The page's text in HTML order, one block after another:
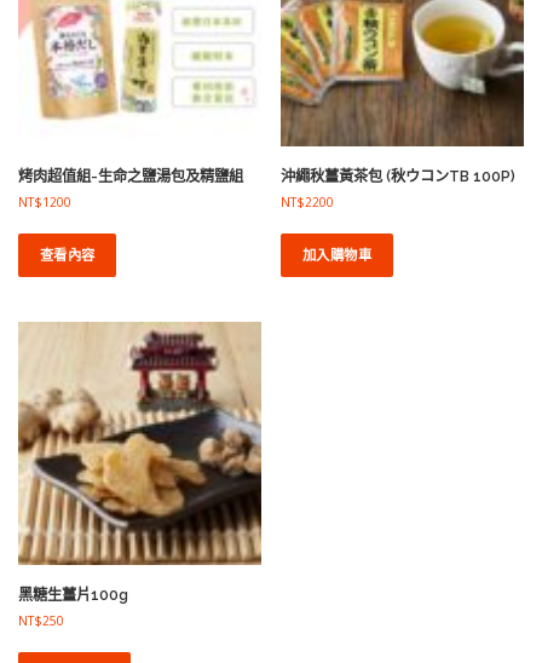
烤肉超值組-生命之鹽湯包及精鹽組
NT$1200
查看內容
沖繩秋薑黃茶包 (秋ウコンTB 100P)
NT$2200
加入購物車
黑糖生薑片100g
NT$250